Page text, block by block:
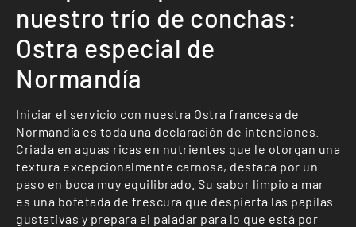
nuestro trío de conchas:
Ostra especial de
Normandía
Iniciar el servicio con nuestra Ostra francesa de
Normandía es toda una declaración de intenciones.
Criada en aguas ricas en nutrientes que le otorgan una
textura excepcionalmente carnosa, destaca por un
paso en boca muy equilibrado. Su sabor limpio a mar
es una bofetada de frescura que despierta las papilas
gustativas y prepara el paladar para lo que está por